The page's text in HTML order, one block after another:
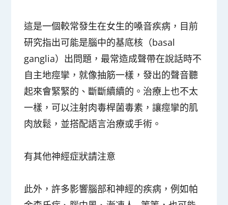
這是一個較常發生在女生的嗓音疾病，目前
研究指出可能是腦中的基底核（basal
ganglia）出問題，最常造成聲帶在說話時不
自主地痙攣，就像抽筋一樣，發出的聲音聽
起來會緊緊的、斷斷續續的。治療上也不太
一樣，可以注射肉毒桿菌毒素，讓痙攣的肌
肉放鬆，並搭配語言治療或手術。
有其他神經症狀請注意
此外，許多影響腦部和神經的疾病，例如帕